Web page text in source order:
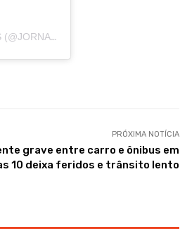
UMA PUBLICAÇÃO COMPARTILHADA POR JORNAL CAJAZEIRAS (@JORNALCAJAZEIRAS)
PRÓXIMA NOTÍCIA
grave entre carro e ônibus em
10 deixa feridos e trânsito lento